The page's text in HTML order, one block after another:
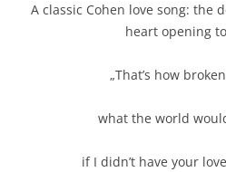
A classic Cohen love song: the
heart opening
„That’s how
what the world
if I didn’t have your